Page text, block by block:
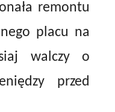
remontu
placu na
walczy o
przed